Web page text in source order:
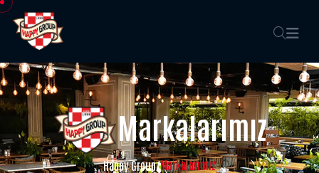
Markalarımız
Happy Group/Markalarımız